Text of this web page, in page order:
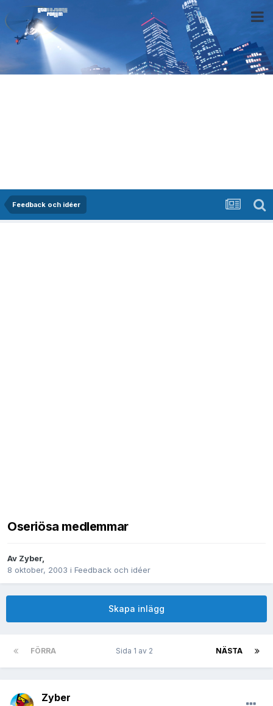
Feedback och idéer
Oseriösa medlemmar
Av Zyber,
8 oktober, 2003 i Feedback och idéer
Skapa inlägg
FÖRRA NÄSTA
Sida 1 av 2
Zyber